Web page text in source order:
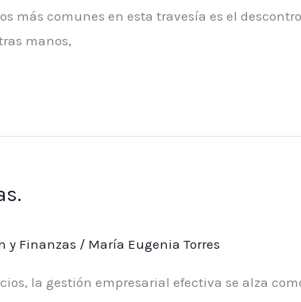
más comunes en esta travesía es el
manos,
y Finanzas / María Eugenia Torres
la gestión empresarial efectiva se alza